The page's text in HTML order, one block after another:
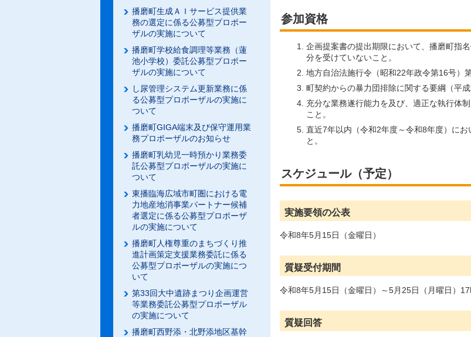
播磨町生成ＡＩサービス提供業
務の選定に係る公募型プロポー
ザルの実施について
播磨町学校給食調理等業務（蓮
池小学校）委託公募型プロポー
ザルの実施について
し尿管理システム更新業務に係
る公募型プロポーザルの実施に
ついて
播磨町GIGA端末及び保守運用業
務プロポーザルのお知らせ
播磨町乳幼児一時預かり業務委
託公募型プロポーザルの実施に
ついて
東播臨海広域市町圏における電
力地産地消事業パートナー候補
者選定に係る公募型プロポーザ
ルの実施について
播磨町人権尊重のまちづくり推
進計画策定支援業務委託に係る
公募型プロポーザルの実施につ
いて
第33回大中遺跡まつり企画運営
等業務委託公募型プロポーザル
の実施について
播磨町西野添・北野添地区基幹
参加資格
企画提案書の提出期限において、播磨町指
分を受けていないこと。
地方自治法施行令（昭和22年政令第16号）
町契約からの暴力団排除に関する要綱（平
充分な業務遂行能力を及び、適正な執行体
こと。
直近7年以内（令和2年度～令和8年度）に
と。
スケジュール（予定）
実施要領の公表
令和8年5月15日（金曜日）
質疑受付期間
令和8年5月15日（金曜日）～5月25日（月曜日）
質疑回答